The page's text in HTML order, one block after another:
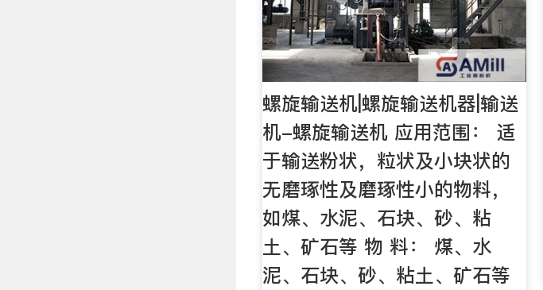
螺旋输送机|螺旋输送机器|输送
机-螺旋输送机 应用范围： 适
于输送粉状，粒状及小块状的
无磨琢性及磨琢性小的物料，
如煤、水泥、石块、砂、粘
土、矿石等 物 料： 煤、水
泥、石块、砂、粘土、矿石等